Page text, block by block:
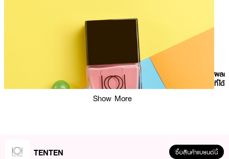
ผลลั
ที่ได้ :
Show More
TENTEN ซื้อสินค้าแบรนด์นี้